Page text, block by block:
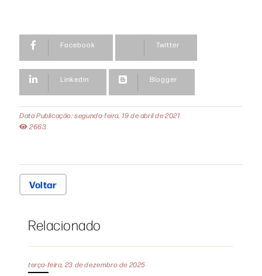
Facebook Twitter
Linkedin Blogger
Data Publicação: segunda-feira, 19 de abril de 2021
2663
Voltar
Relacionado
terça-feira, 23 de dezembro de 2025